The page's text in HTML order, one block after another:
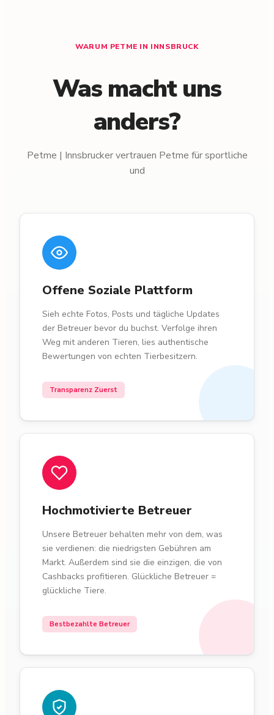
WARUM PETME IN INNSBRUCK
Was macht uns
anders?
Petme | Innsbrucker vertrauen Petme für sportliche
und
Offene Soziale Plattform
Sieh echte Fotos, Posts und tägliche Updates
der Betreuer bevor du buchst. Verfolge ihren
Weg mit anderen Tieren, lies authentische
Bewertungen von echten Tierbesitzern.
Transparenz Zuerst
Hochmotivierte Betreuer
Unsere Betreuer behalten mehr von dem, was
sie verdienen: die niedrigsten Gebühren am
Markt. Außerdem sind sie die einzigen, die von
Cashbacks profitieren. Glückliche Betreuer =
glückliche Tiere.
Bestbezahlte Betreuer